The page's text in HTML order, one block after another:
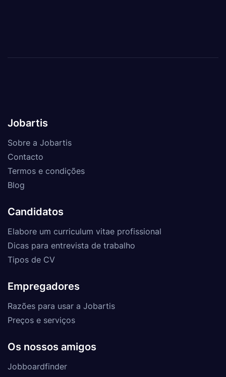
Jobartis
Sobre a Jobartis
Contacto
Termos e condições
Blog
Candidatos
Elabore um curriculum vitae profissional
Dicas para entrevista de trabalho
Tipos de CV
Empregadores
Razões para usar a Jobartis
Preços e serviços
Os nossos amigos
Jobboardfinder